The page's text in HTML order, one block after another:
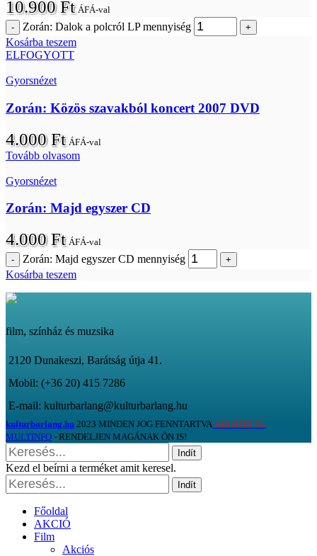
10.900Ft ÁFÁ-val
Zorán: Dalok a polcról LP mennyiség
Kosárba teszem
ELFOGYOTT
Gyorsnézet
Zorán: Közös szavakból koncert 2007 DVD
4.000Ft ÁFÁ-val
Tovább olvasom
Gyorsnézet
Zorán: Majd egyszer CD
4.000Ft ÁFÁ-val
Zorán: Majd egyszer CD mennyiség
Kosárba teszem
film, színház és muzsika
2120 Dunakeszi, Barátság útja 41.
Mobil: (+36 20) 415 7286
E-mail: kulturbarlang@kulturbarlang.hu
kulturbarlang.hu 2023 MINDEN JOG FENNTARTVA KÉSZÍTETTE:
MULTINFO - RENDELJEN MAGÁNAK ÖN IS!
Indít
Kezd el beírni a terméket amit keresel.
Indít
Főoldal
AKCIÓ
Film
Akciós